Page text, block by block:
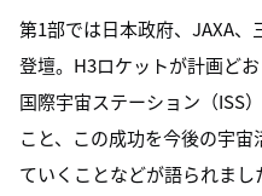
第1部では日本政府、JAXA
登壇。H3ロケットが計画ど
国際宇宙ステーション（ISS
こと、この成功を今後の宇
ていくことなどが語られま